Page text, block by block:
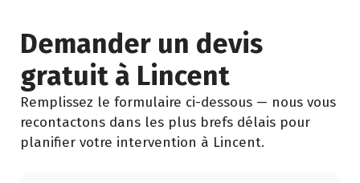
Demander un devis
gratuit à Lincent
Remplissez le formulaire ci-dessous — nous vous
recontactons dans les plus brefs délais pour
planifier votre intervention à Lincent.